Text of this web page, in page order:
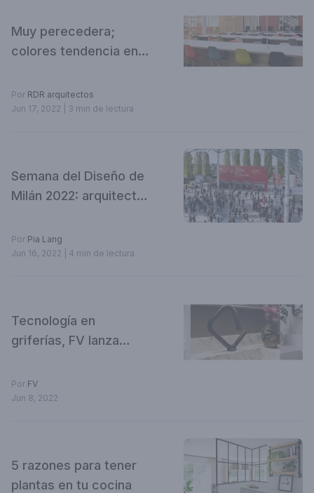
Muy perecedera;
colores tendencia en
Por RDR arquitectos
Jun 17, 2022
| 3 min de lectura
Semana del Diseño de
Milán 2022: arquitectos
comparten lo más
destacado de la feria
Por Pia Lang
Jun 16, 2022
| 4 min de lectura
Tecnología en
griferías, FV lanza
productos.
Por FV
Jun 8, 2022
5 razones para tener
plantas en tu cocina